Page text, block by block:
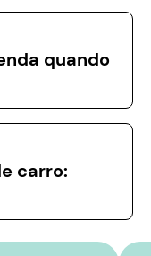
quando
carro: